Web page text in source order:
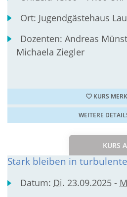
Ort: Jugendgästehaus
Dozenten:Andreas
Michaela Ziegler
KURS
WEITERE
KURS
Stark bleiben in
Datum: Di. 23.09.2025 -